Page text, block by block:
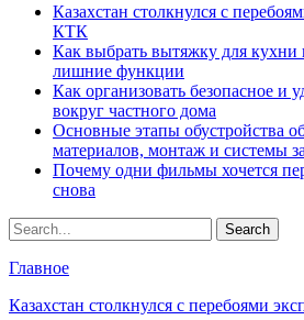
Казахстан столкнулся с
КТК
Как выбрать вытяжку для кухни
лишние функции
Как организовать безопасное и
вокруг частного дома
Основные этапы обустройства
материалов, монтаж и системы
Почему одни фильмы хочется
снова
Главное
Казахстан столкнулся с перебоями